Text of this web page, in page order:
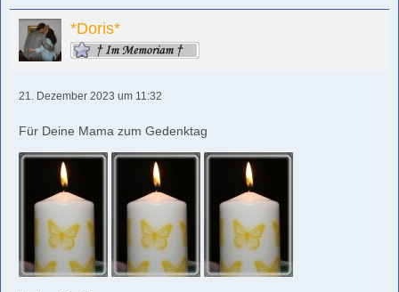
*Doris*
21. Dezember 2023 um 11:32
Für Deine Mama zum Gedenktag